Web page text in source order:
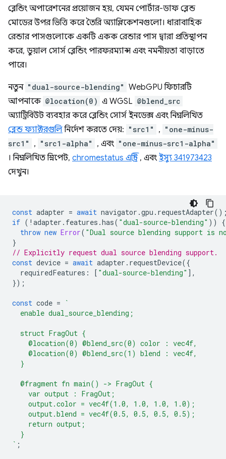
ব্লেন্ডিং অপারেশনের প্রয়োজন হয়, যেমন পোর্টার-ডাফ ব্লেন্ড
মোডের উপর ভিত্তি করে তৈরি অ্যাপ্লিকেশনগুলো। ধারাবাহিক
রেন্ডার পাসগুলোকে একটি একক রেন্ডার পাস দ্বারা প্রতিস্থাপন
করে, ডুয়াল সোর্স ব্লেন্ডিং পারফরম্যান্স এবং নমনীয়তা বাড়াতে
পারে।
নতুন "dual-source-blending" WebGPU ফিচারটি
আপনাকে @location(0) এ WGSL @blend_src
অ্যাট্রিবিউট ব্যবহার করে ব্লেন্ডিং সোর্স ইনডেক্স এবং নিম্নলিখিত
ব্লেন্ড ফ্যাক্টরগুলিনির্দেশ করতে দেয়: "src1" , "one-minus-
src1"
, "src1-alpha" , এবং "one-minus-src1-alpha"
। নিম্নলিখিত স্নিপেট, chromestatus এন্ট্রি, এবং ইস্যু 341973423
দেখুন।
const adapter = await navigator .gpu . requestAdapter
if ( ! adapter . features .has( "dual-source-blending" ))
{
throw new Error( "Dual source blending support is
}
// Explicitly request dual source blending support.
const device = await adapter . requestDevice({
requiredFeatures : [ "dual-source-blending" ],
});
const code =
`
  enable dual_source_blending;
  struct FragOut {
    @location(0) @blend_src(0) color : vec4f,
    @location(0) @blend_src(1) blend : vec4f,
  }
  @fragment fn main() -> FragOut {
    var output : FragOut;
    output.color = vec4f(1.0, 1.0, 1.0, 1.0);
    output.blend = vec4f(0.5, 0.5, 0.5, 0.5);
    return output;
  }
` ;